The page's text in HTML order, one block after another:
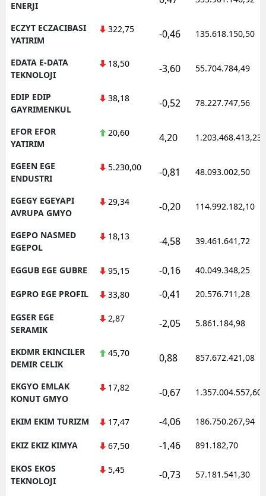
ENERJI
ECZYT ECZACIBASI
YATIRIM
322,75 -0,46 135.618.150,50
EDATA E-DATA
TEKNOLOJI
18,50 -3,60 55.704.784,49
EDIP EDIP
GAYRIMENKUL
38,18 -0,52 78.227.747,56
EFOR EFOR
YATIRIM
20,60 4,20 1.203.468.413,23
EGEEN EGE
ENDUSTRI
5.230,00 -0,81 48.093.002,50
EGEGY EGEYAPI
AVRUPA GMYO
29,34 -0,20 114.992.182,10
EGEPO NASMED
EGEPOL
18,13 -4,58 39.461.641,72
EGGUB EGE GUBRE 95,15 -0,16 40.049.348,25
EGPRO EGE PROFIL 33,80 -0,41 20.576.711,28
EGSER EGE
SERAMIK
2,87 -2,05 5.861.184,98
EKDMR EKINCILER
DEMIR CELIK
45,70 0,88 857.672.421,08
EKGYO EMLAK
KONUT GMYO
17,82 -0,67 1.357.004.557,60
EKIM EKIM TURIZM 17,47 -4,06 186.750.267,94
EKIZ EKIZ KIMYA 67,50 -1,46 891.182,70
EKOS EKOS
TEKNOLOJI
5,45 -0,73 57.181.541,30